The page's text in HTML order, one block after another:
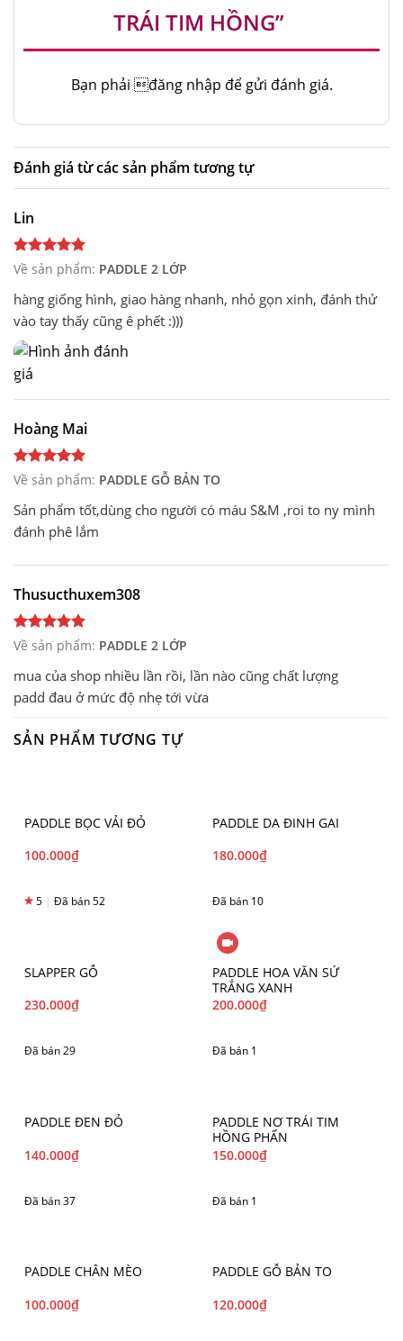
TRÁI TIM HỒNG”
Bạn phải đăng nhập để gửi đánh giá.
Đánh giá từ các sản phẩm tương tự
Lin
Về sản phẩm: PADDLE 2 LỚP
hàng giống hình, giao hàng nhanh, nhỏ gọn xinh, đánh thử
vào tay thấy cũng ê phết :)))
Hoàng Mai
Về sản phẩm: PADDLE GỖ BẢN TO
Sản phẩm tốt,dùng cho người có máu S&M ,roi to ny mình
đánh phê lắm
Thusucthuxem308
Về sản phẩm: PADDLE 2 LỚP
mua của shop nhiều lần rồi, lần nào cũng chất lượng
padd đau ở mức độ nhẹ tới vừa
SẢN PHẨM TƯƠNG TỰ
PADDLE BỌC VẢI ĐỎ
100.000₫
5 | Đã bán 52
PADDLE DA ĐINH GAI
180.000₫
Đã bán 10
SLAPPER GỖ
230.000₫
Đã bán 29
PADDLE HOA VĂN SỨ
TRẮNG XANH
200.000₫
Đã bán 1
PADDLE ĐEN ĐỎ
140.000₫
Đã bán 37
PADDLE NƠ TRÁI TIM
HỒNG PHẤN
150.000₫
Đã bán 1
PADDLE CHÂN MÈO
100.000₫
PADDLE GỖ BẢN TO
120.000₫